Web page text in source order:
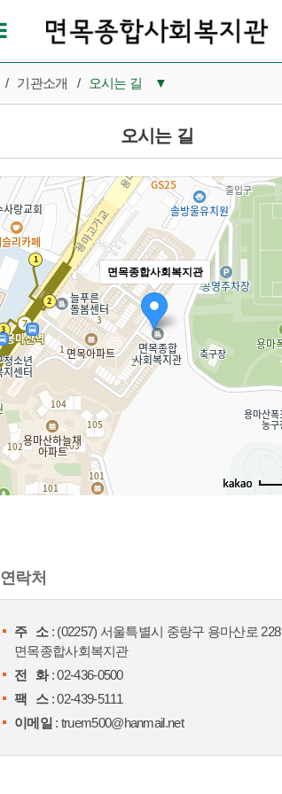
/ 기관소개 / 오시는 길 ▼
미션·비전
조직도
운영법인
오시는 길
오시는 길
면목종합사회복지관
연락처
주 소: (02257) 서울특별시 중랑구 용마산로 228
면목종합사회복지관
전 화: 02-436-0500
팩 스: 02-439-5111
이메일 : truem500@hanmail.net